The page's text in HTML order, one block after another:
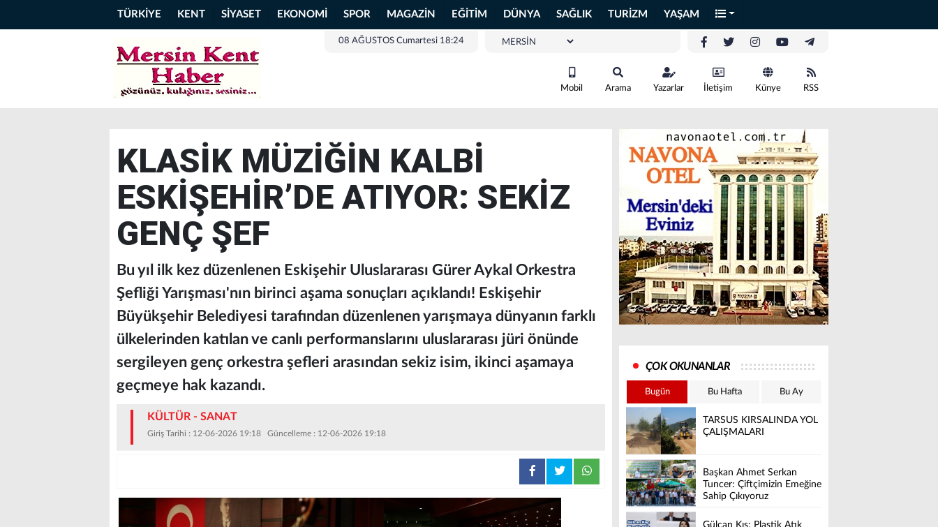
TÜRKİYE KENT SİYASET EKONOMİ SPOR MAGAZİN EĞİTİM DÜNYA SAĞLIK TURİZM YAŞAM
08 AĞUSTOS Cumartesi 18:24
Mobil Arama Yazarlar İletişim Künye RSS
KLASİK MÜZİĞİN KALBİ
ESKİŞEHİR’DE ATIYOR: SEKİZ
GENÇ ŞEF
Bu yıl ilk kez düzenlenen Eskişehir Uluslararası Gürer Aykal Orkestra
Şefliği Yarışması'nın birinci aşama sonuçları açıklandı! Eskişehir
Büyükşehir Belediyesi tarafından düzenlenen yarışmaya dünyanın farklı
ülkelerinden katılan ve canlı performanslarını uluslararası jüri önünde
sergileyen genç orkestra şefleri arasından sekiz isim, ikinci aşamaya
geçmeye hak kazandı.
KÜLTÜR - SANAT
Giriş Tarihi : 12-06-2026 19:18 Güncelleme : 12-06-2026 19:18
ÇOK OKUNANLAR
Bugün Bu Hafta Bu Ay
TARSUS KIRSALINDA YOL
ÇALIŞMALARI
Başkan Ahmet Serkan
Tuncer: Çiftçimizin Emeğine
Sahip Çıkıyoruz